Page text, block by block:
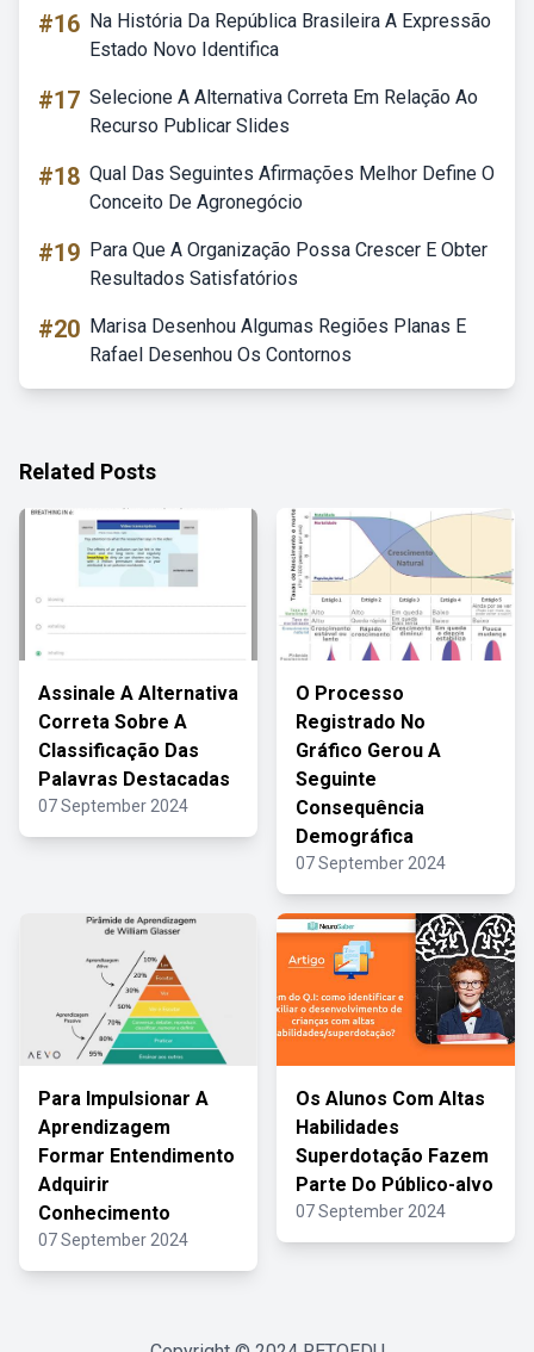
#16 Na História Da República Brasileira A Expressão
Estado Novo Identifica
#17 Selecione A Alternativa Correta Em Relação Ao
Recurso Publicar Slides
#18 Qual Das Seguintes Afirmações Melhor Define O
Conceito De Agronegócio
#19 Para Que A Organização Possa Crescer E Obter
Resultados Satisfatórios
#20 Marisa Desenhou Algumas Regiões Planas E
Rafael Desenhou Os Contornos
Related Posts
Assinale A Alternativa
Correta Sobre A
Classificação Das
Palavras Destacadas
07 September 2024
O Processo
Registrado No
Gráfico Gerou A
Seguinte
Consequência
Demográfica
07 September 2024
Para Impulsionar A
Aprendizagem
Formar Entendimento
Adquirir
Conhecimento
07 September 2024
Os Alunos Com Altas
Habilidades
Superdotação Fazem
Parte Do Público-alvo
07 September 2024